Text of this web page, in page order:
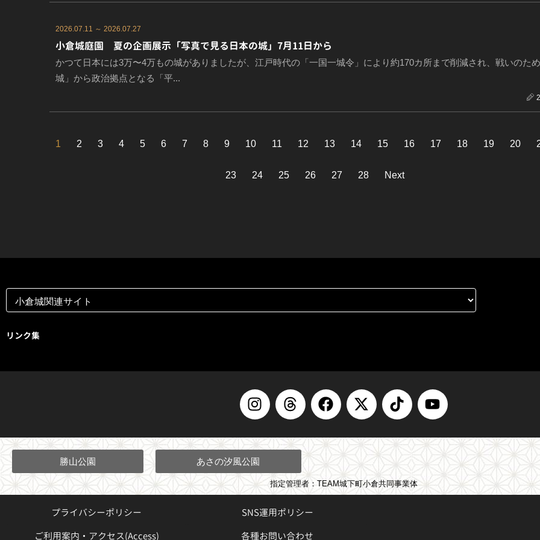
2026.07.11 ～ 2026.07.27
小倉城庭園 夏の企画展示「写真で見る日本の城」7月11日から
かつて日本には3万〜4万もの城がありましたが、江戸時代の「一国一城令」により約170カ所まで削減され、戦いのた
城」から政治拠点となる「平...
1 2 3 4 5 6 7 8 9 10 11 12 13 14 15 16 17 18 19 20
23 24 25 26 27 28 Next
リンク集
I
n
t
a
g
r
m
T
h
e
d
s
F
a
e
b
o
o
X
-
w
t
t
T
i
t
o
k
Y
o
t
u
b
e
勝山公園 あさの汐風公園
指定管理者：TEAM城下町小倉共同事業体
プライバシーポリシー
SNS運用ポリシー
ご利用案内・アクセス(Access)
各種お問い合わせ